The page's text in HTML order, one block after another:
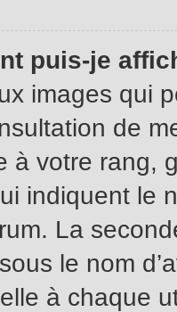
puis-je
images qui
de
à votre rang,
indiquent le
La
le nom
à chaque